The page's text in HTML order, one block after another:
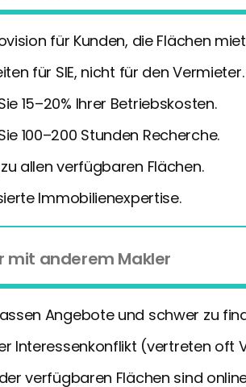
für Kunden, die Flächen
für SIE, nicht für den Vermieter.
15–20% Ihrer Betriebskosten.
100–200 Stunden Recherche.
allen verfügbaren Flächen.
Immobilienexpertise.
mit anderem Makler
Angebote und schwer zu
Interessenkonflikt (vertreten oft
der verfügbaren Flächen sind